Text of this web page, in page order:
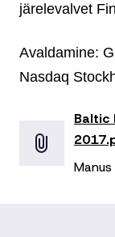
järelevalvet
Avaldamine:
Nasdaq
Baltic
Manus